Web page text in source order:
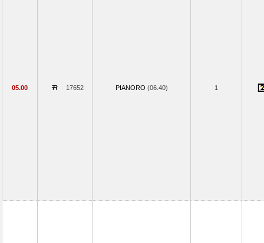
05.00 17652 PIANORO (06.40) 1